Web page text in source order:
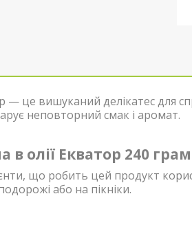
це вишуканий делікатес для
неповторний смак і аромат.
олії Екватор 240
що робить цей продукт
або на пікніки.